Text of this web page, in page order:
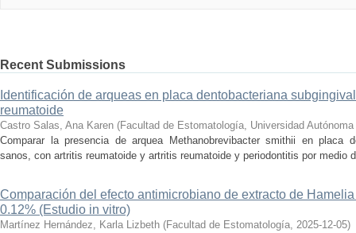
Recent Submissions
Identificación de arqueas en placa dentobacteriana
reumatoide
Castro Salas, Ana Karen (Facultad de Estomatología, Universidad
Comparar la presencia de arquea Methanobrevibacter smithii en placa
sanos, con artritis reumatoide y artritis reumatoide y periodontitis por medio
Comparación del efecto antimicrobiano de extracto de
0.12% (Estudio in vitro)
Martínez Hernández, Karla Lizbeth (Facultad de Estomatología, 2025-12-05)